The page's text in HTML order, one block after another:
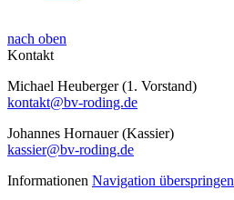
nach oben
Kontakt
Michael Heuberger (1. Vorstand)
kontakt@bv-roding.de
Johannes Hornauer (Kassier)
kassier@bv-roding.de
Informationen Navigation überspringen